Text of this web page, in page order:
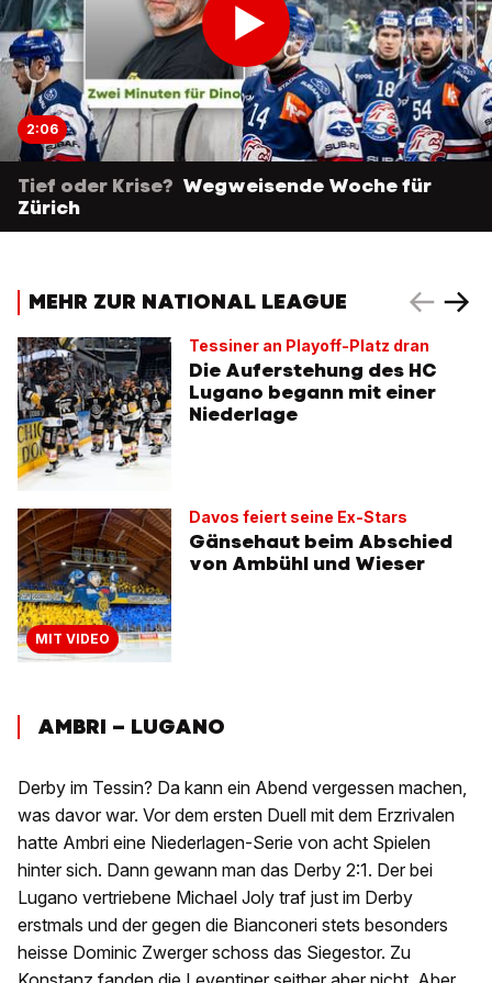
2:06
Tief oder Krise? Wegweisende Woche für
Zürich
MEHR ZUR NATIONAL LEAGUE
Tessiner an Playoff-Platz dran
Die Auferstehung des HC
Lugano begann mit einer
Niederlage
MIT VIDEO
Davos feiert seine Ex-Stars
Gänsehaut beim Abschied
von Ambühl und Wieser
AMBRI – LUGANO
Derby im Tessin? Da kann ein Abend vergessen machen,
was davor war. Vor dem ersten Duell mit dem Erzrivalen
hatte Ambri eine Niederlagen-Serie von acht Spielen
hinter sich. Dann gewann man das Derby 2:1. Der bei
Lugano vertriebene Michael Joly traf just im Derby
erstmals und der gegen die Bianconeri stets besonders
heisse Dominic Zwerger schoss das Siegestor. Zu